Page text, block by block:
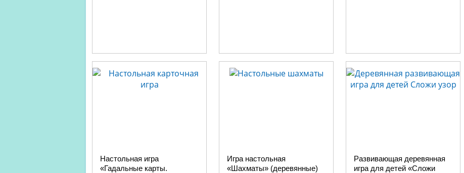
Настольная игра
«Гадальные карты.
Игра настольная
«Шахматы» (деревянные)
Развивающая деревянная
игра для детей «Сложи